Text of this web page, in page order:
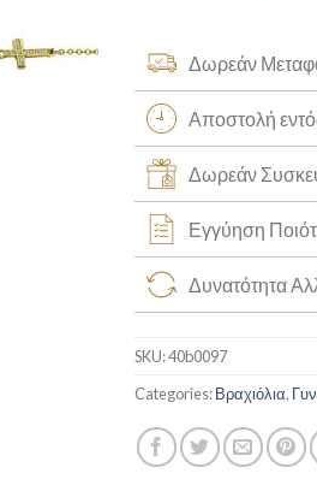
Δωρεάν
Αποστολή
Δωρεάν
Εγγύηση
Δυνατότητα
SKU:40b0097
Categories:Βραχιόλια,